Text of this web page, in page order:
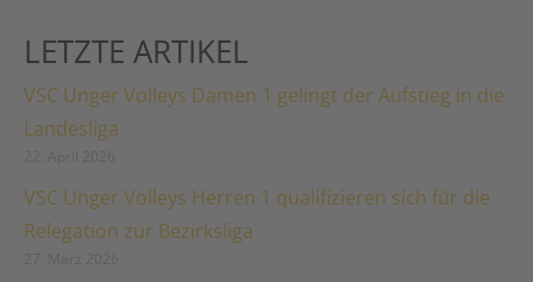
LETZTE ARTIKEL
VSC Unger Volleys Damen 1 gelingt der Aufstieg in die
Landesliga
VSC Unger Volleys Herren 1 qualifizieren sich für die
Relegation zur Bezirksliga